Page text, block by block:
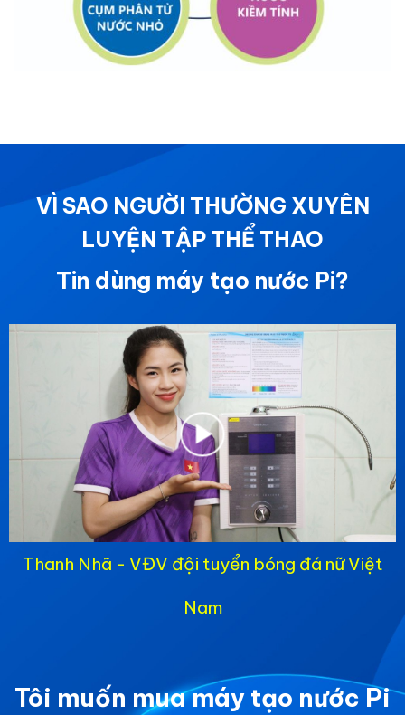
VÌ SAO NGƯỜI THƯỜNG XUYÊN
LUYỆN TẬP THỂ THAO
Tin dùng máy tạo nước Pi?
Thanh Nhã - VĐV đội tuyển bóng đá nữ Việt
Nam
Tôi muốn mua máy tạo nước Pi